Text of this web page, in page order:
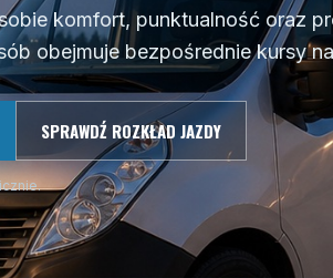
komfort, punktualność oraz
obejmuje bezpośrednie kursy
SPRAWDŹ ROZKŁAD JAZDY